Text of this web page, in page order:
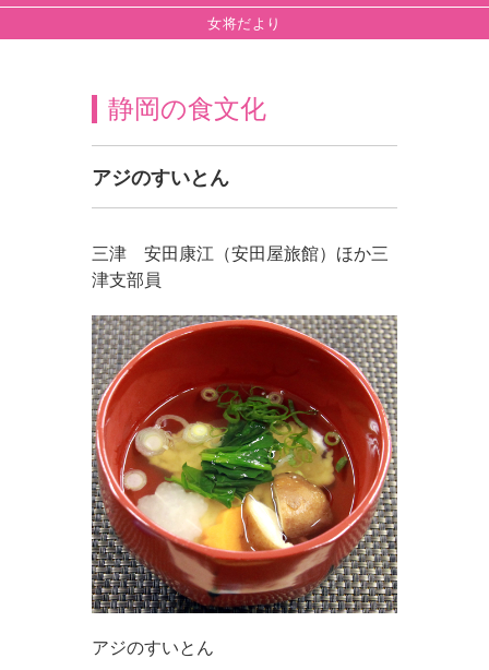
女将だより
静岡の食文化
アジのすいとん
三津 安田康江（安田屋旅館）ほか三
津支部員
アジのすいとん